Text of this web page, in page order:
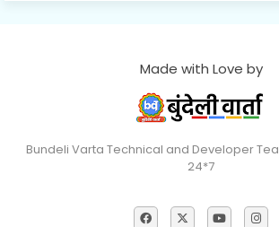
Made with Love by
Bundeli Varta Technical and Developer
24*7